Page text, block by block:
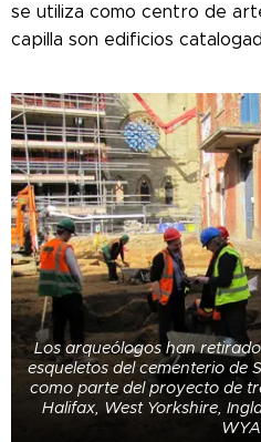
se utiliza como centro de
capilla son edificios
Los arqueólogos han
esqueletos del cementerio de
como parte del proyecto de
Halifax, West Yorkshire,